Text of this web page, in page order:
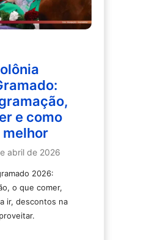
e como
abril de 2026
2026:
o que comer,
ir, descontos na